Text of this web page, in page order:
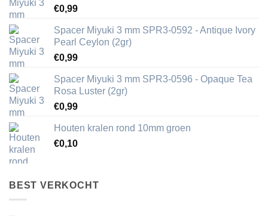
€0,99
Spacer Miyuki 3 mm SPR3-0592 - Antique Ivory
Pearl Ceylon (2gr)
€0,99
Spacer Miyuki 3 mm SPR3-0596 - Opaque Tea
Rosa Luster (2gr)
€0,99
Houten kralen rond 10mm groen
€0,10
BEST VERKOCHT